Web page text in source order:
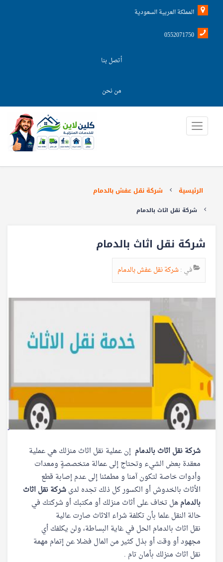
المملكة العربية السعودية
0552071750
أتصل بنا
من نحن
الرئيسية شركة نقل عفش بالدمام
شركة نقل اثاث بالدمام
شركة نقل اثاث بالدمام
في :شركة نقل عفش بالدمام
شركة نقل اثاث بالدمام إن عملية نقل اثاث منزلك هي عملية
معقدة بعض الشيء وتحتاج إلى عمالة متخصصةٍ ومعدات
وأدوات خاصة لتكون آمنا و مطمئنا إلى عدم إصابة قطع
الأثاث بالخدوش أو الكسور كل ذلك تجده لدىشركة نقل اثاث
بالدمامهل تخاف على أثاث منزلك أو مكتبك أو شركتك في
حالة النقل علما بأن تكلفة شراء الاثاث صارت عالية
نقل اثاث بالدمام الحل في غاية البساطة، ولن يكلفك أي
مجهود أو وقت أو بذل كثير من المال فضلا عن إتمام مهمة
نقل اثاث منزلك بأمان تام .